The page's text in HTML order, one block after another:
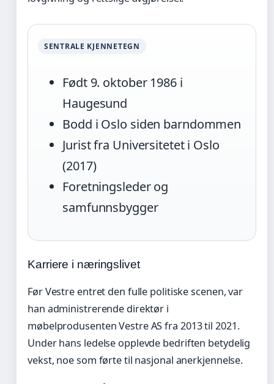
SENTRALE KJENNETEGN
Født 9. oktober 1986 i
Haugesund
Bodd i Oslo siden barndommen
Jurist fra Universitetet i Oslo
(2017)
Foretningsleder og
samfunnsbygger
Karriere i næringslivet
Før Vestre entret den fulle politiske scenen, var
han administrerende direktør i
møbelprodusenten Vestre AS fra 2013 til 2021.
Under hans ledelse opplevde bedriften betydelig
vekst, noe som førte til nasjonal anerkjennelse.